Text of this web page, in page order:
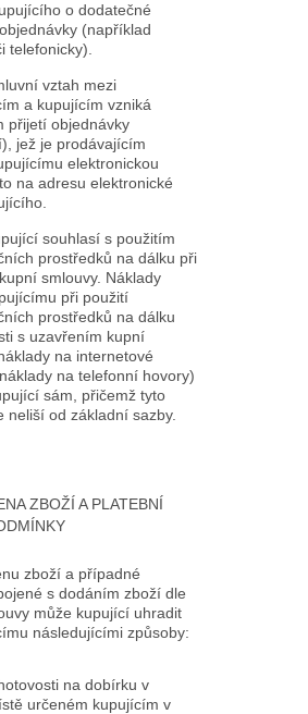
o dodatečné
(například
telefonicky).
vztah mezi
a kupujícím vzniká
přijetí objednávky
jež je prodávajícím
elektronickou
na adresu elektronické
souhlasí s použitím
prostředků na dálku při
smlouvy. Náklady
při použití
prostředků na dálku
s uzavřením kupní
na internetové
na telefonní hovory)
sám, přičemž tyto
neliší od základní sazby.
ZBOŽÍ A PLATEBNÍ
zboží a případné
s dodáním zboží dle
může kupující uhradit
následujícími způsoby:
na dobírku v
určeném kupujícím v